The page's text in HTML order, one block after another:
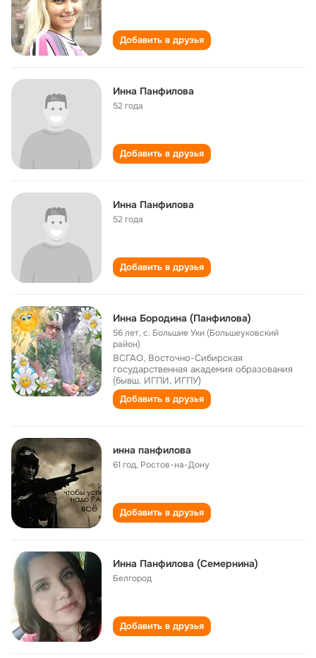
Добавить в друзья
Инна Панфилова
52 года
Добавить в друзья
Инна Панфилова
52 года
Добавить в друзья
Инна Бородина (Панфилова)
56 лет,с. Большие Уки (Большеуковский
район)
ВСГАО, Восточно-Cибирская
государственная академия образования
(бывш. ИГПИ, ИГПУ)
Добавить в друзья
инна панфилова
61 год, Ростов-на-Дону
Добавить в друзья
Инна Панфилова (Семернина)
Белгород
Добавить в друзья